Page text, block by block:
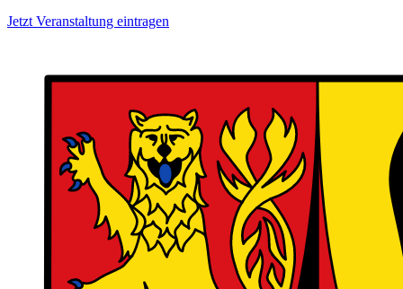
Jetzt Veranstaltung eintragen